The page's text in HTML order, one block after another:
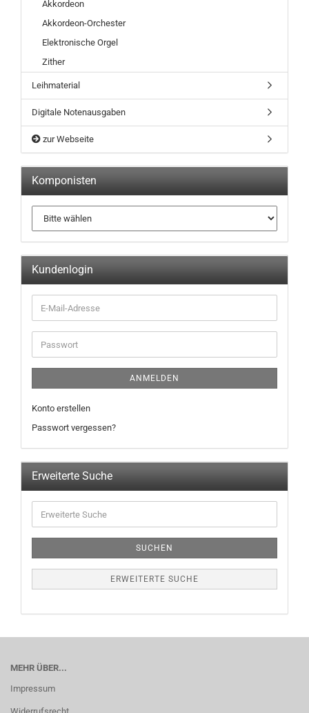
Akkordeon
Akkordeon-Orchester
Elektronische Orgel
Zither
Leihmaterial
Digitale Notenausgaben
zur Webseite
Komponisten
Kundenlogin
ANMELDEN
Konto erstellen
Passwort vergessen?
Erweiterte Suche
SUCHEN
ERWEITERTE SUCHE
MEHR ÜBER...
Impressum